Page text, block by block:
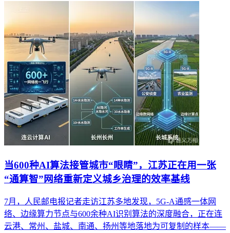
当600种AI算法接管城市“眼睛”，江苏正在用一张
“通算智”网络重新定义城乡治理的效率基线
7月，人民邮电报记者走访江苏多地发现，5G-A通感一体网
络、边缘算力节点与600余种AI识别算法的深度融合，正在连
云港、常州、盐城、南通、扬州等地落地为可复制的样本——